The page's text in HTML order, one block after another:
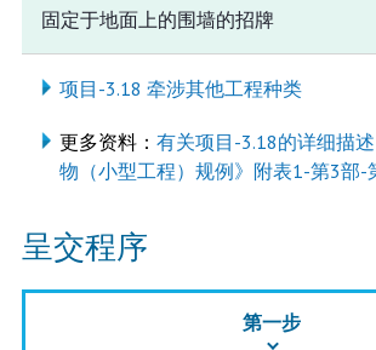
固定于地面上的围墙的招牌
项目-3.18 牵涉其他工程种类
更多资料： 有关项目-3.18的详细描
物（小型工程）规例》附表1-第3部-
呈交程序
第一步